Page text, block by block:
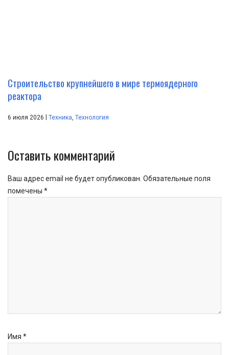
Строительство крупнейшего в мире термоядерного
реактора
6 июля 2026 | Техника Технология
Оставить комментарий
Ваш адрес email не будет опубликован. Обязательные поля
помечены *
Имя *